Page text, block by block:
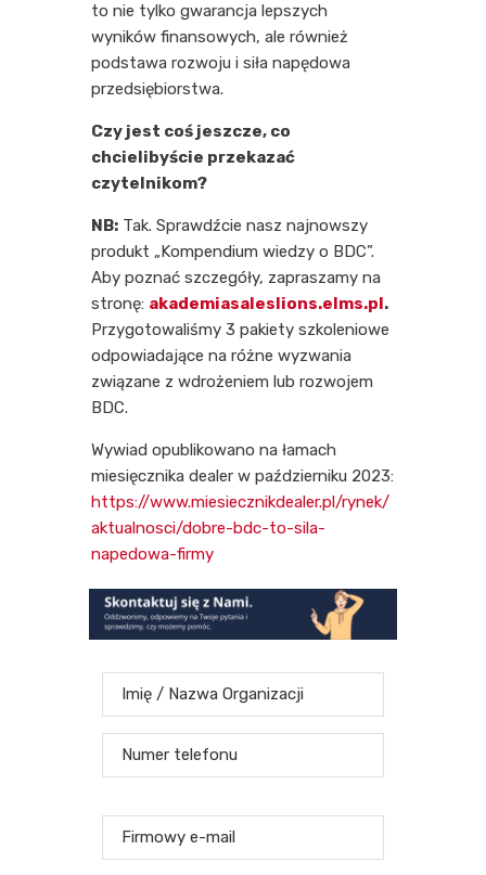
to nie tylko gwarancja lepszych
wyników finansowych, ale również
podstawa rozwoju i siła napędowa
przedsiębiorstwa.
Czy jest coś jeszcze, co
chcielibyście przekazać
czytelnikom?
NB: Tak. Sprawdźcie nasz najnowszy
produkt „Kompendium wiedzy o BDC”.
Aby poznać szczegóły, zapraszamy na
stronę: akademiasaleslions.elms.pl.
Przygotowaliśmy 3 pakiety szkoleniowe
odpowiadające na różne wyzwania
związane z wdrożeniem lub rozwojem
BDC.
Wywiad opublikowano na łamach
miesięcznika dealer w październiku 2023:
https://www.miesiecznikdealer.pl/rynek/
aktualnosci/dobre-bdc-to-sila-
napedowa-firmy